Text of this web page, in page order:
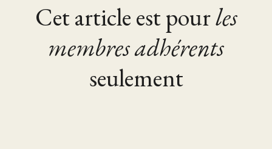
Cet article est pourles
membres adhérents
seulement